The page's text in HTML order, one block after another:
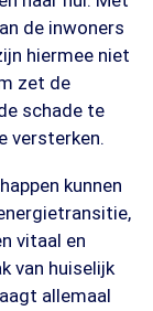
de inwoners
hiermee niet
zet de
schade te
versterken.
kunnen
vitaal en
van huiselijk
allemaal